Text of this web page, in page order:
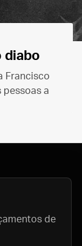
diabo
Francisco
pessoas a
de